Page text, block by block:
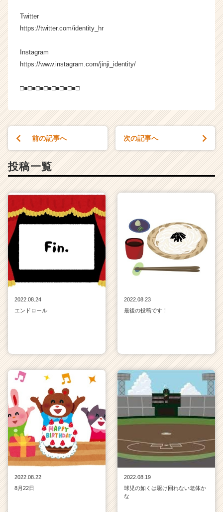
Twitter
https://twitter.com/identity_hr
Instagram
https://www.instagram.com/jinji_identity/
□■□■□■□■□■□■□■□
前の記事へ 次の記事へ
投稿一覧
2022.08.24
エンドロール
2022.08.23
最後の投稿です！
2022.08.22
8月22日
2022.08.19
球児の如くは駆け回れない老体か
な